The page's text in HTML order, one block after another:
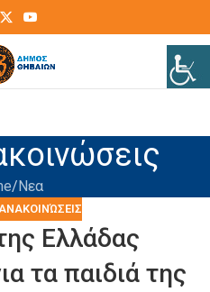
Νεα
Ελλάδας
τα παιδιά της